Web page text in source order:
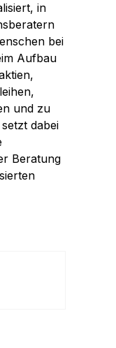
in
bei
Aufbau
und zu
dabei
Beratung